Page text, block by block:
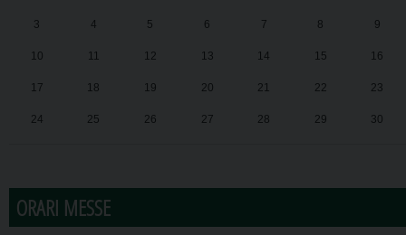
3 4 5 6 7 8 9
10 11 12 13 14 15 16
17 18 19 20 21 22 23
24 25 26 27 28 29 30
ORARI MESSE